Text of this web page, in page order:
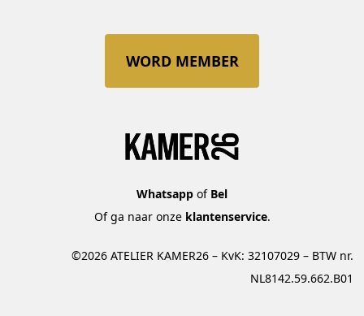
WORD MEMBER
Whatsapp of Bel
Of ga naar onze klantenservice.
©2026 ATELIER KAMER26 – KvK: 32107029 – BTW nr.
NL8142.59.662.B01